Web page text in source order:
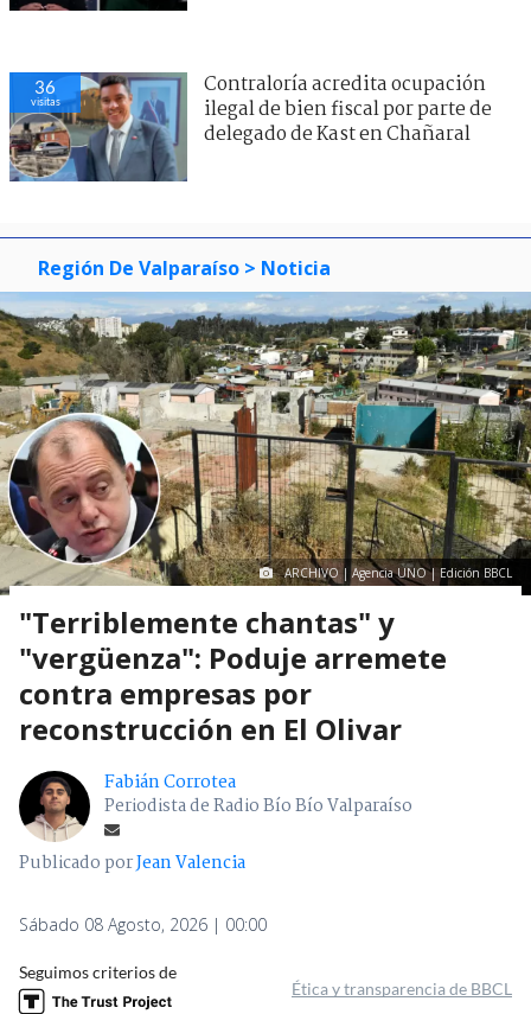
36
visitas
Contraloría acredita ocupación
ilegal de bien fiscal por parte de
delegado de Kast en Chañaral
Región De Valparaíso > Noticia
ARCHIVO | Agencia UNO | Edición BBCL
"Terriblemente chantas" y
"vergüenza": Poduje arremete
contra empresas por
reconstrucción en El Olivar
Fabián Corrotea
Periodista de Radio Bío Bío Valparaíso
Publicado porJean Valencia
Sábado 08 Agosto, 2026 | 00:00
Seguimos criterios de
Ética y transparencia de BBCL